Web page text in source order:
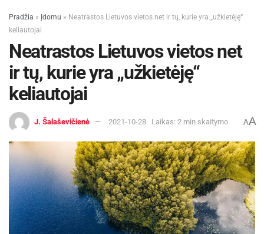
Pradžia » Įdomu » Neatrastos Lietuvos vietos net ir tų, kurie yra „užkietėję“
keliautojai
Neatrastos Lietuvos vietos net
ir tų, kurie yra „užkietėję“
keliautojai
J. Šalaševičienė 2021-10-28 Laikas: 2 min skaitymo AA